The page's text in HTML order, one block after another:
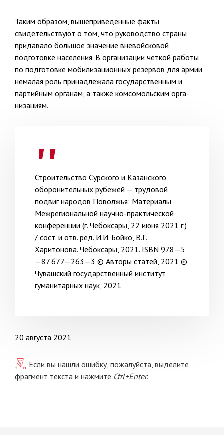
Таким образом, вышеприведенные факты
свидетельствуют о том, что руководство страны
придавало большое значение вневойсковой
подготовке населения. В организации четкой работы
по подготовке мобилизационных резервов для армии
немалая роль принадлежала го­сударственным и
партийным органам, а также комсомольским орга­
низациям.
Строительство Сурского и Казанского
оборонительных рубе­жей — трудовой
подвиг народов Поволжья: Материалы
Межрегио­нальной научно-практической
конференции (г. Чебоксары, 22 июня 2021 г.)
/ сост. и отв. ред. И.И. Бойко, В.Г.
Харитонова. Чебоксары, 2021. ISBN 978—5
—87 677—263—3 © Авторы статей, 2021 ©
Чувашский государственный институт
гуманитарных наук, 2021
20 августа 2021
Если вы нашли ошибку, пожалуйста, выделите
фрагмент текста и нажмите Ctrl+Enter.